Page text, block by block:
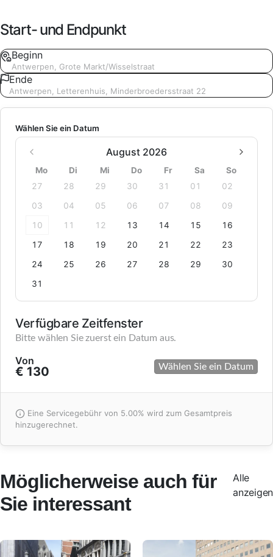
Start- und Endpunkt
Beginn
Antwerpen, Grote Markt/Wisselstraat
Ende
Antwerpen, Letterenhuis, Minderbroedersstraat 22
Wählen Sie ein Datum
August 2026
Mo Di Mi Do Fr Sa
So
27
28 29 30 31 01
02
03
04 05 06 07 08
09
10
11 12 13 14 15
16
17
18 19 20 21 22
23
24
25 26 27 28 29
30
31
Verfügbare Zeitfenster
Bitte wählen Sie zuerst ein Datum aus.
Von
€ 130 Wählen Sie ein Datum
Eine Servicegebühr von 5.00% wird zum Gesamtpreis
hinzugerechnet.
Möglicherweise auch für
Sie interessant
Alle
anzeigen